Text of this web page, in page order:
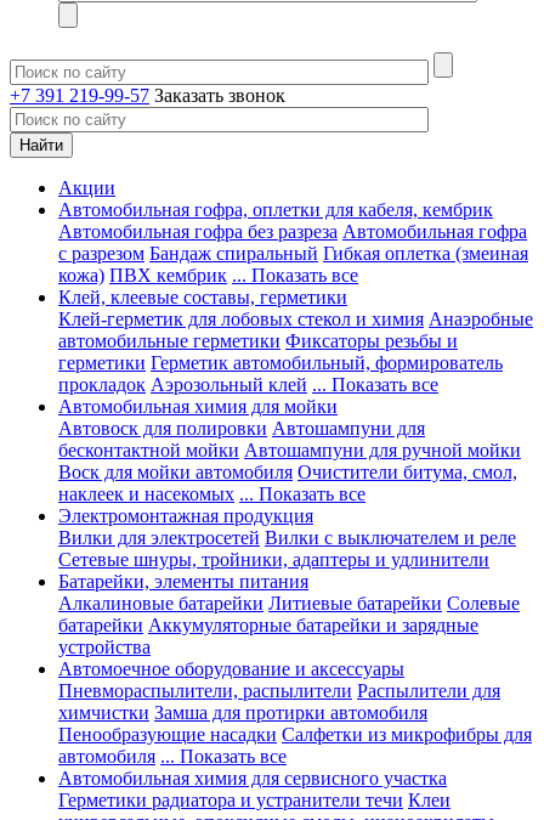
+7 391 219-99-57 Заказать звонок
Акции
Автомобильная гофра, оплетки для кабеля, кембрик
Автомобильная гофра без разреза Автомобильная гофра
с разрезом Бандаж спиральный Гибкая оплетка (змеиная
кожа) ПВХ кембрик ... Показать все
Клей, клеевые составы, герметики
Клей-герметик для лобовых стекол и химия Анаэробные
автомобильные герметики Фиксаторы резьбы и
герметики Герметик автомобильный, формирователь
прокладок Аэрозольный клей ... Показать все
Автомобильная химия для мойки
Автовоск для полировки Автошампуни для
бесконтактной мойки Автошампуни для ручной мойки
Воск для мойки автомобиля Очистители битума, смол,
наклеек и насекомых ... Показать все
Электромонтажная продукция
Вилки для электросетей Вилки с выключателем и реле
Сетевые шнуры, тройники, адаптеры и удлинители
Батарейки, элементы питания
Алкалиновые батарейки Литиевые батарейки Солевые
батарейки Аккумуляторные батарейки и зарядные
устройства
Автомоечное оборудование и аксессуары
Пневмораспылители, распылители Распылители для
химчистки Замша для протирки автомобиля
Пенообразующие насадки Салфетки из микрофибры для
автомобиля ... Показать все
Автомобильная химия для сервисного участка
Герметики радиатора и устранители течи Клеи